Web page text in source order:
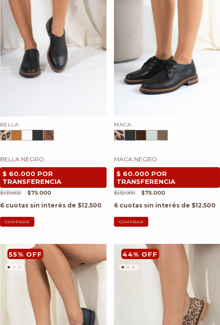
BELLA:
BELLA NEGRO
$139.600 $75.000
6 cuotas sin interés de $12.500
COMPRAR
MACA:
MACA NEGRO
$132.900 $75.000
6 cuotas sin interés de $12.500
COMPRAR
55% OFF 44% OFF